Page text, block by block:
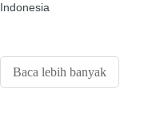
Indonesia
Baca lebih banyak